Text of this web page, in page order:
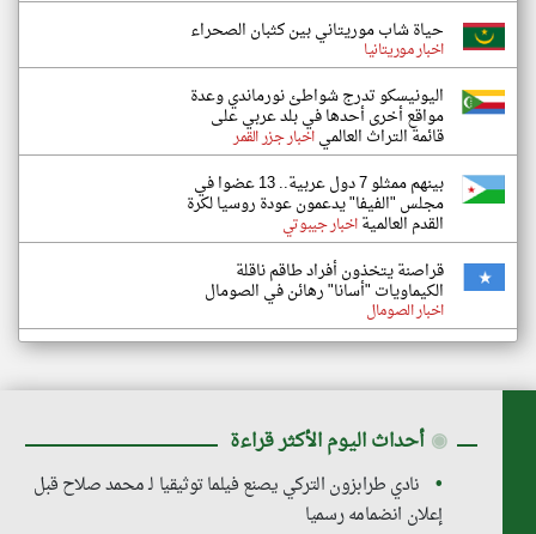
حياة شاب موريتاني بين كثبان الصحراء
اخبار موريتانيا
اليونيسكو تدرج شواطئ نورماندي وعدة
مواقع أخرى أحدها في بلد عربي على
قائمة التراث العالمياخبار جزر القمر
بينهم ممثلو 7 دول عربية.. 13 عضوا في
مجلس "الفيفا" يدعمون عودة روسيا لكرة
القدم العالميةاخبار جيبوتي
قراصنة يتخذون أفراد طاقم ناقلة
الكيماويات "أسانا" رهائن في الصومال
اخبار الصومال
◉ أحداث اليوم الأكثر قراءة
نادي طرابزون التركي يصنع فيلما توثيقيا لـ محمد صلاح قبل
إعلان انضمامه رسميا